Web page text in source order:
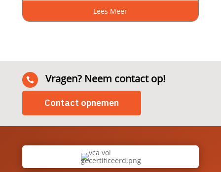
Lees Meer
 Vragen? Neem contact op!
Contact opnemen